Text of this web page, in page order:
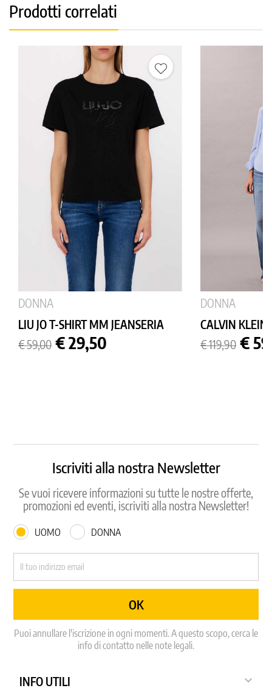
Prodotti correlati
DONNA
LIU JO T-SHIRT MM JEANSERIA
Prezzo
base
€ 59,00 Prezzo
€ 29,50
DONNA
CALVIN KLEIN
Prezzo
base
€ 119,90 €
Iscriviti alla nostra Newsletter
Se vuoi ricevere informazioni su tutte le nostre offerte,
promozioni ed eventi, iscriviti alla nostra Newsletter!
UOMO DONNA
Puoi annullare l'iscrizione in ogni momenti. A questo scopo, cerca le
info di contatto nelle note legali.
INFO UTILI 